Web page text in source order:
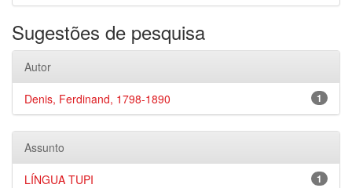
Sugestões de pesquisa
Autor
1
Denis, Ferdinand, 1798-1890
Assunto
1
LÍNGUA TUPI